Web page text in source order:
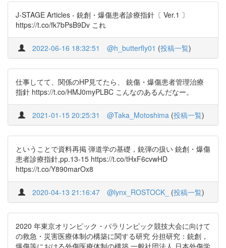
J-STAGE Articles - 銃創・爆傷患者診療指針〔 Ver.1 〕
https://t.co/fk7bPsB9Dv これ
2022-06-16 18:32:51 @h_butterfly01 (投稿一覧)
仕事してて、関係のHP見てたら、 銃傷・爆傷患者管理治療
指針 https://t.co/HMJ0myPLBC こんなのあるんだなー。
2021-01-15 20:25:31 @Taka_Motoshima (投稿一覧)
ということで資料再掲 弾道学の基礎，銃弾の扱い 銃創・爆傷
患者診療指針,pp.13-15 https://t.co/tHxF6cvwHD
https://t.co/Y890marOx8
2020-04-13 21:16:47 @lynx_ROSTOCK_ (投稿一覧)
2020 年東京オリンピック・パラリンピック競技大会に向けて
の救急・災害医療体制の構築に関する研究 分担研究：銃創，
爆傷等における外傷医療体制の構築 一般社団法人 日本外傷学